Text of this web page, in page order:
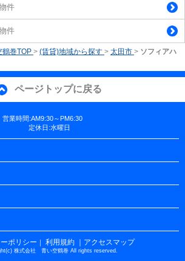
件
件
鶴巻TOP > (賃貸)地域から探す > 太田市 > ソフィアハ
ページトップに戻る
営業時間:AM9:30～PM6:30
定休日:水曜日
ポリシー 利用規約 ｜アクセスマップ
株式会社 青い空鶴巻 All rights reserved.